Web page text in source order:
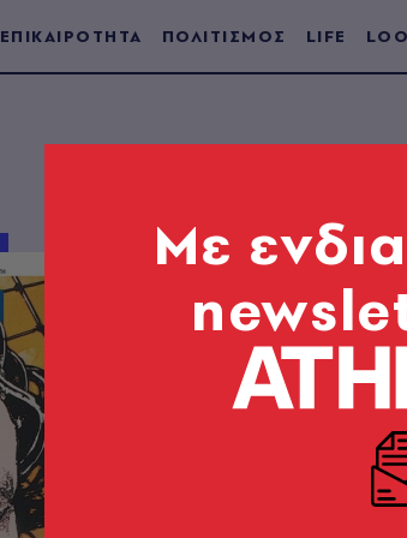
ΕΠΙΚΑΙΡΟΤΗΤΑ ΠΟΛΙΤΙΣΜΟΣ LIFE
ΤΟ ΤΕΥΧΟΣ
#172
13.06.2007 | Danijel
Danijel
εικονογράφος και
Mε